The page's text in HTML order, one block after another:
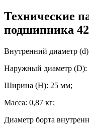
Технические
подшипника
Внутренний диаметр
Наружный диаметр (D):
Ширина (H): 25 мм;
Масса: 0,87 кг;
Диаметр борта